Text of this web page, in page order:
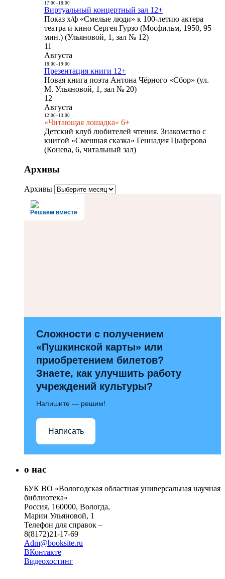
17:00- 18:00
Виртуальный концертный зал 12+
Показ х/ф «Смелые люди» к 100-летию актера
театра и кино Сергея Гурзо (Мосфильм, 1950, 95
мин.) (Ульяновой, 1, зал № 12)
11
Августа
18:00- 19:00
Презентация книги 12+
Новая книга поэта Антона Чёрного «Сбор» (ул.
М. Ульяновой, 1, зал № 20)
12
Августа
12:00- 13:00
«Читающая лошадка» 6+
Детский клуб любителей чтения. Знакомство с
книгой «Смешная сказка» Геннадия Цыферова
(Конева, 6, читальный зал)
Архивы
Архивы
Решаем вместе
Сложности с получением
«Пушкинской карты» или
приобретением билетов?
Знаете, как улучшить работу
учреждений культуры?
Напишите — решим!
Написать
о нас
БУК ВО «Вологодская областная универсальная научная
библиотека»
Россия, 160000, Вологда,
Марии Ульяновой, 1
Телефон для справок –
8(8172)21-17-69
Adm@booksite.ru
ВКонтакте
Видеохостинг